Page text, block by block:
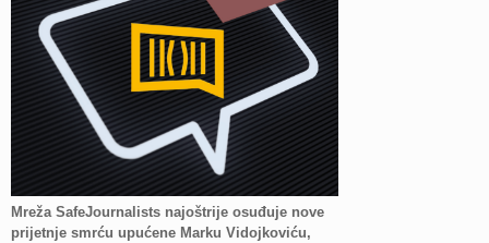
Mreža SafeJournalists najoštrije osuđuje nove
prijetnje smrću upućene Marku Vidojkoviću,